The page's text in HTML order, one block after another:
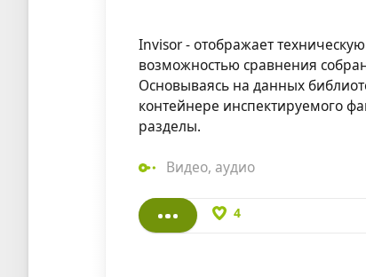
Invisor - отображает
возможностью сравнения
Основываясь на данных
контейнере инспектируемого
разделы.
Видео,аудио
4